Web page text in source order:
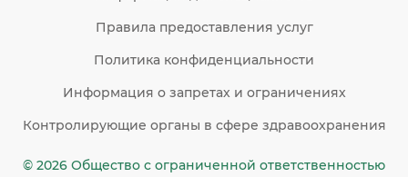
Правила предоставления услуг
Политика конфиденциальности
Информация о запретах и ограничениях
Контролирующие органы в сфере здравоохранения
© 2026 Общество c ограниченной ответственностью